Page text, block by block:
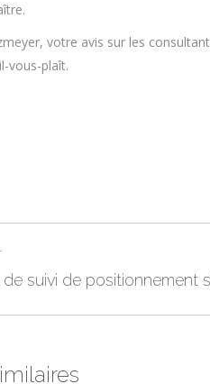
votre avis sur les
vous-plaît.
de suivi de positionnement